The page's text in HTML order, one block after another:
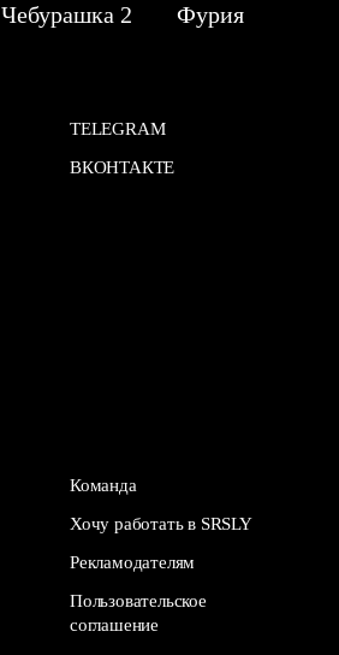
Чебурашка 2
Фурия
TELEGRAM
ВКОНТАКТЕ
Команда
Хочу работать в SRSLY
Рекламодателям
Пользовательское
соглашение